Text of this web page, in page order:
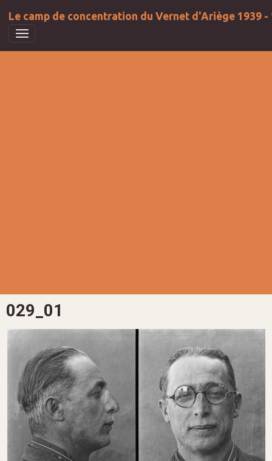
Le camp de concentration du Vernet d'Ariège 1939 -
029_01